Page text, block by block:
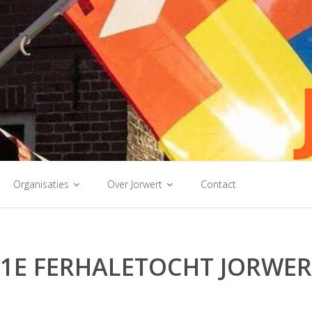
Organisaties Over Jorwert Contact
FERHALETOCHT